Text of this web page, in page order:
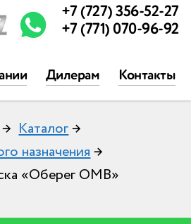
Дилерам Контакты
+7 (727) 356-52-27
+7 (771) 070-96-92
→ Каталог→
назначения →
«Оберег ОМВ»